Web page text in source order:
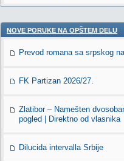
NOVE PORUKE NA OPŠTEM DELU
Prevod romana sa srpskog
FK Partizan 2026/27.
Zlatibor – Namešten
pogled | Direktno od vlasnika
Dilucida intervalla Srbije